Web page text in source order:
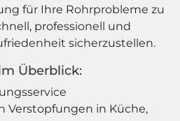
für Ihre Rohrprobleme zu
professionell und
sicherzustellen.
Überblick:
Verstopfungen in Küche,